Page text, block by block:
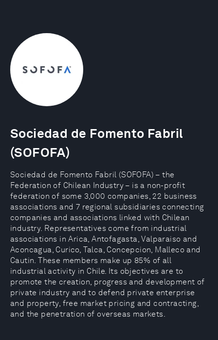
Sociedad de Fomento Fabril
(SOFOFA)
Sociedad de Fomento Fabril (SOFOFA) – the
Federation of Chilean Industry – is a non-profit
federation of some 3,000 companies, 22 business
associations and 7 regional subsidiaries connecting
companies and associations linked with Chilean
industry. Representatives come from industrial
associations in Arica, Antofagasta, Valparaiso and
Aconcagua, Curico, Talca, Concepcion, Malleco and
Cautin. These members make up 85% of all
industrial activity in Chile. Its objectives are to
promote the creation, progress and development of
private industry and to defend private enterprise
and property, free market pricing and contracting,
and the penetration of overseas markets.